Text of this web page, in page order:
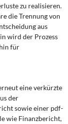
zu realisieren.
die Trennung von
aus
wird der Prozess
für
eine verkürzte
der
sowie einer pdf-
wie Finanzbericht,